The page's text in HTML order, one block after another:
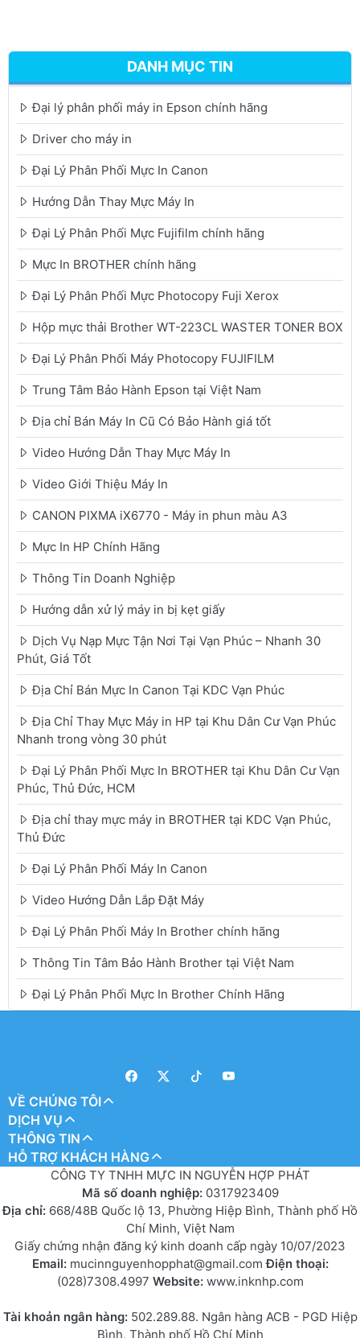
DANH MỤC TIN
Đại lý phân phối máy in Epson chính hãng
Driver cho máy in
Đại Lý Phân Phối Mực In Canon
Hướng Dẫn Thay Mực Máy In
Đại Lý Phân Phối Mực Fujifilm chính hãng
Mực In BROTHER chính hãng
Đại Lý Phân Phối Mực Photocopy Fuji Xerox
Hộp mực thải Brother WT-223CL WASTER TONER BOX
Đại Lý Phân Phối Máy Photocopy FUJIFILM
Trung Tâm Bảo Hành Epson tại Việt Nam
Địa chỉ Bán Máy In Cũ Có Bảo Hành giá tốt
Video Hướng Dẫn Thay Mực Máy In
Video Giới Thiệu Máy In
CANON PIXMA iX6770 - Máy in phun màu A3
Mực In HP Chính Hãng
Thông Tin Doanh Nghiệp
Hướng dẫn xử lý máy in bị kẹt giấy
Dịch Vụ Nạp Mực Tận Nơi Tại Vạn Phúc – Nhanh 30
Phút, Giá Tốt
Địa Chỉ Bán Mực In Canon Tại KDC Vạn Phúc
Địa Chỉ Thay Mực Máy in HP tại Khu Dân Cư Vạn Phúc
Nhanh trong vòng 30 phút
Đại Lý Phân Phối Mực In BROTHER tại Khu Dân Cư Vạn
Phúc, Thủ Đức, HCM
Địa chỉ thay mực máy in BROTHER tại KDC Vạn Phúc,
Thủ Đức
Đại Lý Phân Phối Máy In Canon
Video Hướng Dẫn Lắp Đặt Máy
Đại Lý Phân Phối Máy In Brother chính hãng
Thông Tin Tâm Bảo Hành Brother tại Việt Nam
Đại Lý Phân Phối Mực In Brother Chính Hãng
VỀ CHÚNG TÔI
DỊCH VỤ
THÔNG TIN
HỖ TRỢ KHÁCH HÀNG
CÔNG TY TNHH MỰC IN NGUYỄN HỢP PHÁT
Mã số doanh nghiệp: 0317923409
Địa chỉ: 668/48B Quốc lộ 13, Phường Hiệp Bình, Thành phố Hồ
Chí Minh, Việt Nam
Giấy chứng nhận đăng ký kinh doanh cấp ngày 10/07/2023
Email: mucinnguyenhopphat@gmail.comĐiện thoại:
(028)7308.4997 Website: www.inknhp.com
Tài khoản ngân hàng: 502.289.88. Ngân hàng ACB - PGD Hiệp
Bình, Thành phố Hồ Chí Minh